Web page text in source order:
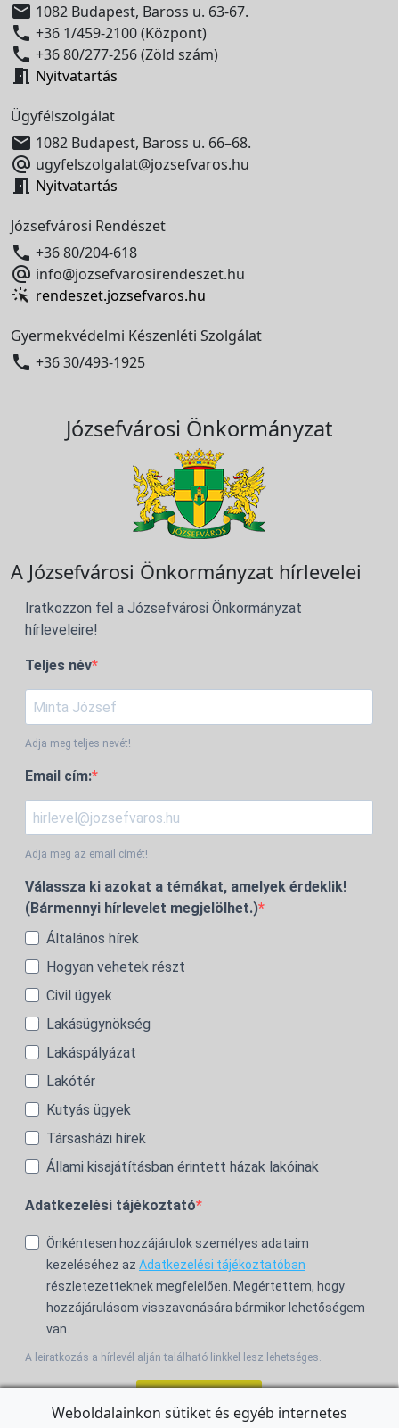
 1082 Budapest, Baross u. 63-67.
 +36 1/459-2100 (Központ)
 +36 80/277-256 (Zöld szám)
 Nyitvatartás
Ügyfélszolgálat
 1082 Budapest, Baross u. 66–68.
 ugyfelszolgalat@jozsefvaros.hu
 Nyitvatartás
Józsefvárosi Rendészet
 +36 80/204-618
 info@jozsefvarosirendeszet.hu
rendeszet.jozsefvaros.hu
Gyermekvédelmi Készenléti Szolgálat
 +36 30/493-1925
Józsefvárosi Önkormányzat
A Józsefvárosi Önkormányzat hírlevelei
Iratkozzon fel a Józsefvárosi Önkormányzat
hírleveleire!
Teljes név
Adja meg teljes nevét!
Email cím:
Adja meg az email címét!
Válassza ki azokat a témákat, amelyek érdeklik!
(Bármennyi hírlevelet megjelölhet.)
Általános hírek
Hogyan vehetek részt
Civil ügyek
Lakásügynökség
Lakáspályázat
Lakótér
Kutyás ügyek
Társasházi hírek
Állami kisajátításban érintett házak lakóinak
Adatkezelési tájékoztató
Önkéntesen hozzájárulok személyes adataim
kezeléséhez az Adatkezelési tájékoztatóban
részletezetteknek megfelelően. Megértettem, hogy
hozzájárulásom visszavonására bármikor lehetőségem
van.
A leiratkozás a hírlevél alján található linkkel lesz lehetséges.
Weboldalainkon sütiket és egyéb internetes